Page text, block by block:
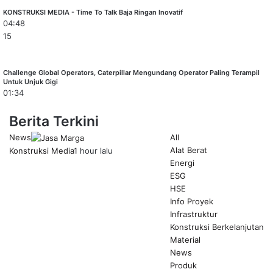
KONSTRUKSI MEDIA - Time To Talk Baja Ringan Inovatif
04:48
15
Challenge Global Operators, Caterpillar Mengundang Operator Paling Terampil
Untuk Unjuk Gigi
01:34
Berita Terkini
All
Alat Berat
Energi
ESG
HSE
Info Proyek
Infrastruktur
Konstruksi Berkelanjutan
Material
News
Produk
News
Konstruksi Media1 hour lalu